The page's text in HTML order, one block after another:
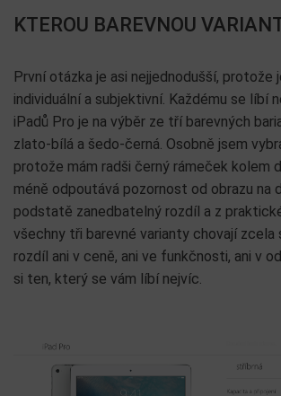
KTEROU BAREVNOU
První otázka je asi nejjednodušší, protože
individuální a subjektivní. Každému se líbí
iPadů Pro je na výběr ze tří barevných
zlato-bílá a šedo-černá. Osobně jsem
protože mám radši černý rámeček kolem
méně odpoutává pozornost od obrazu na
podstatě zanedbatelný rozdíl a z
všechny tři barevné varianty chovají zcela
rozdíl ani v ceně, ani ve funkčnosti, ani v
si ten, který se vám líbí nejvíc.